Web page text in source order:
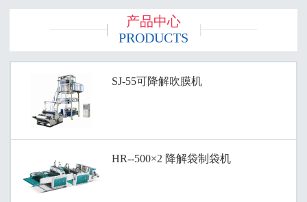
产品中心
PRODUCTS
SJ-55可降解吹膜机
HR--500×2 降解袋制袋机